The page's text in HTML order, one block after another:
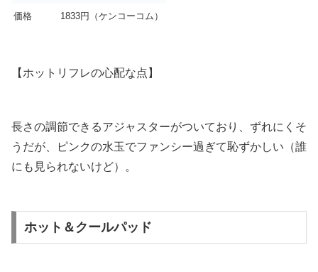
価格 1833円（ケンコーコム）
【ホットリフレの心配な点】
長さの調節できるアジャスターがついており、ずれにくそ
うだが、ピンクの水玉でファンシー過ぎて恥ずかしい（誰
にも見られないけど）。
ホット＆クールパッド